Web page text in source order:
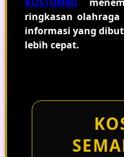
ringkasan
informasi yang
lebih cepat.